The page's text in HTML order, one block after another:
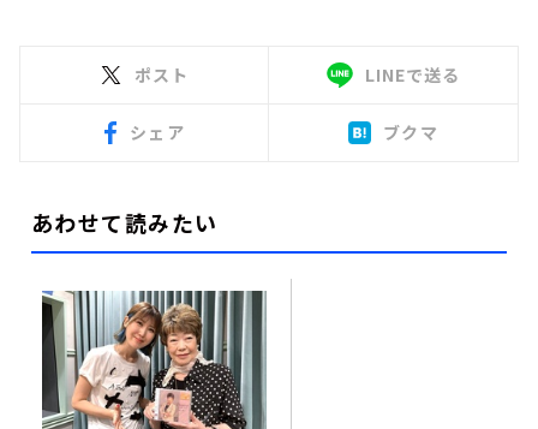
ポスト LINEで送る
シェア ブクマ
あわせて読みたい